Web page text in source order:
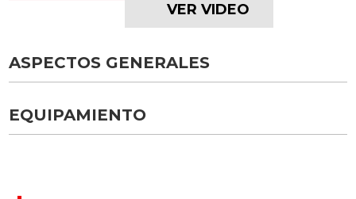
VER VIDEO
ASPECTOS GENERALES
EQUIPAMIENTO